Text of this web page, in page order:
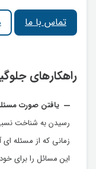
تماس با ما
راهکارهای
یافتن صورت
رسیدن به شناخت
زمانی که از مسئله
این مسائل را برای